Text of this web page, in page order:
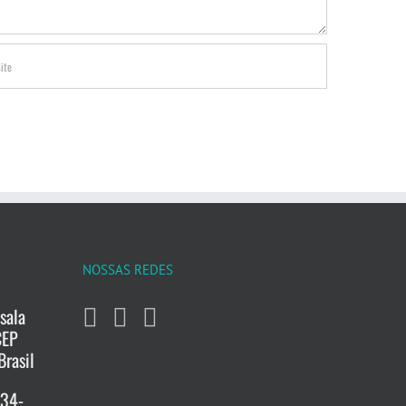
NOSSAS REDES